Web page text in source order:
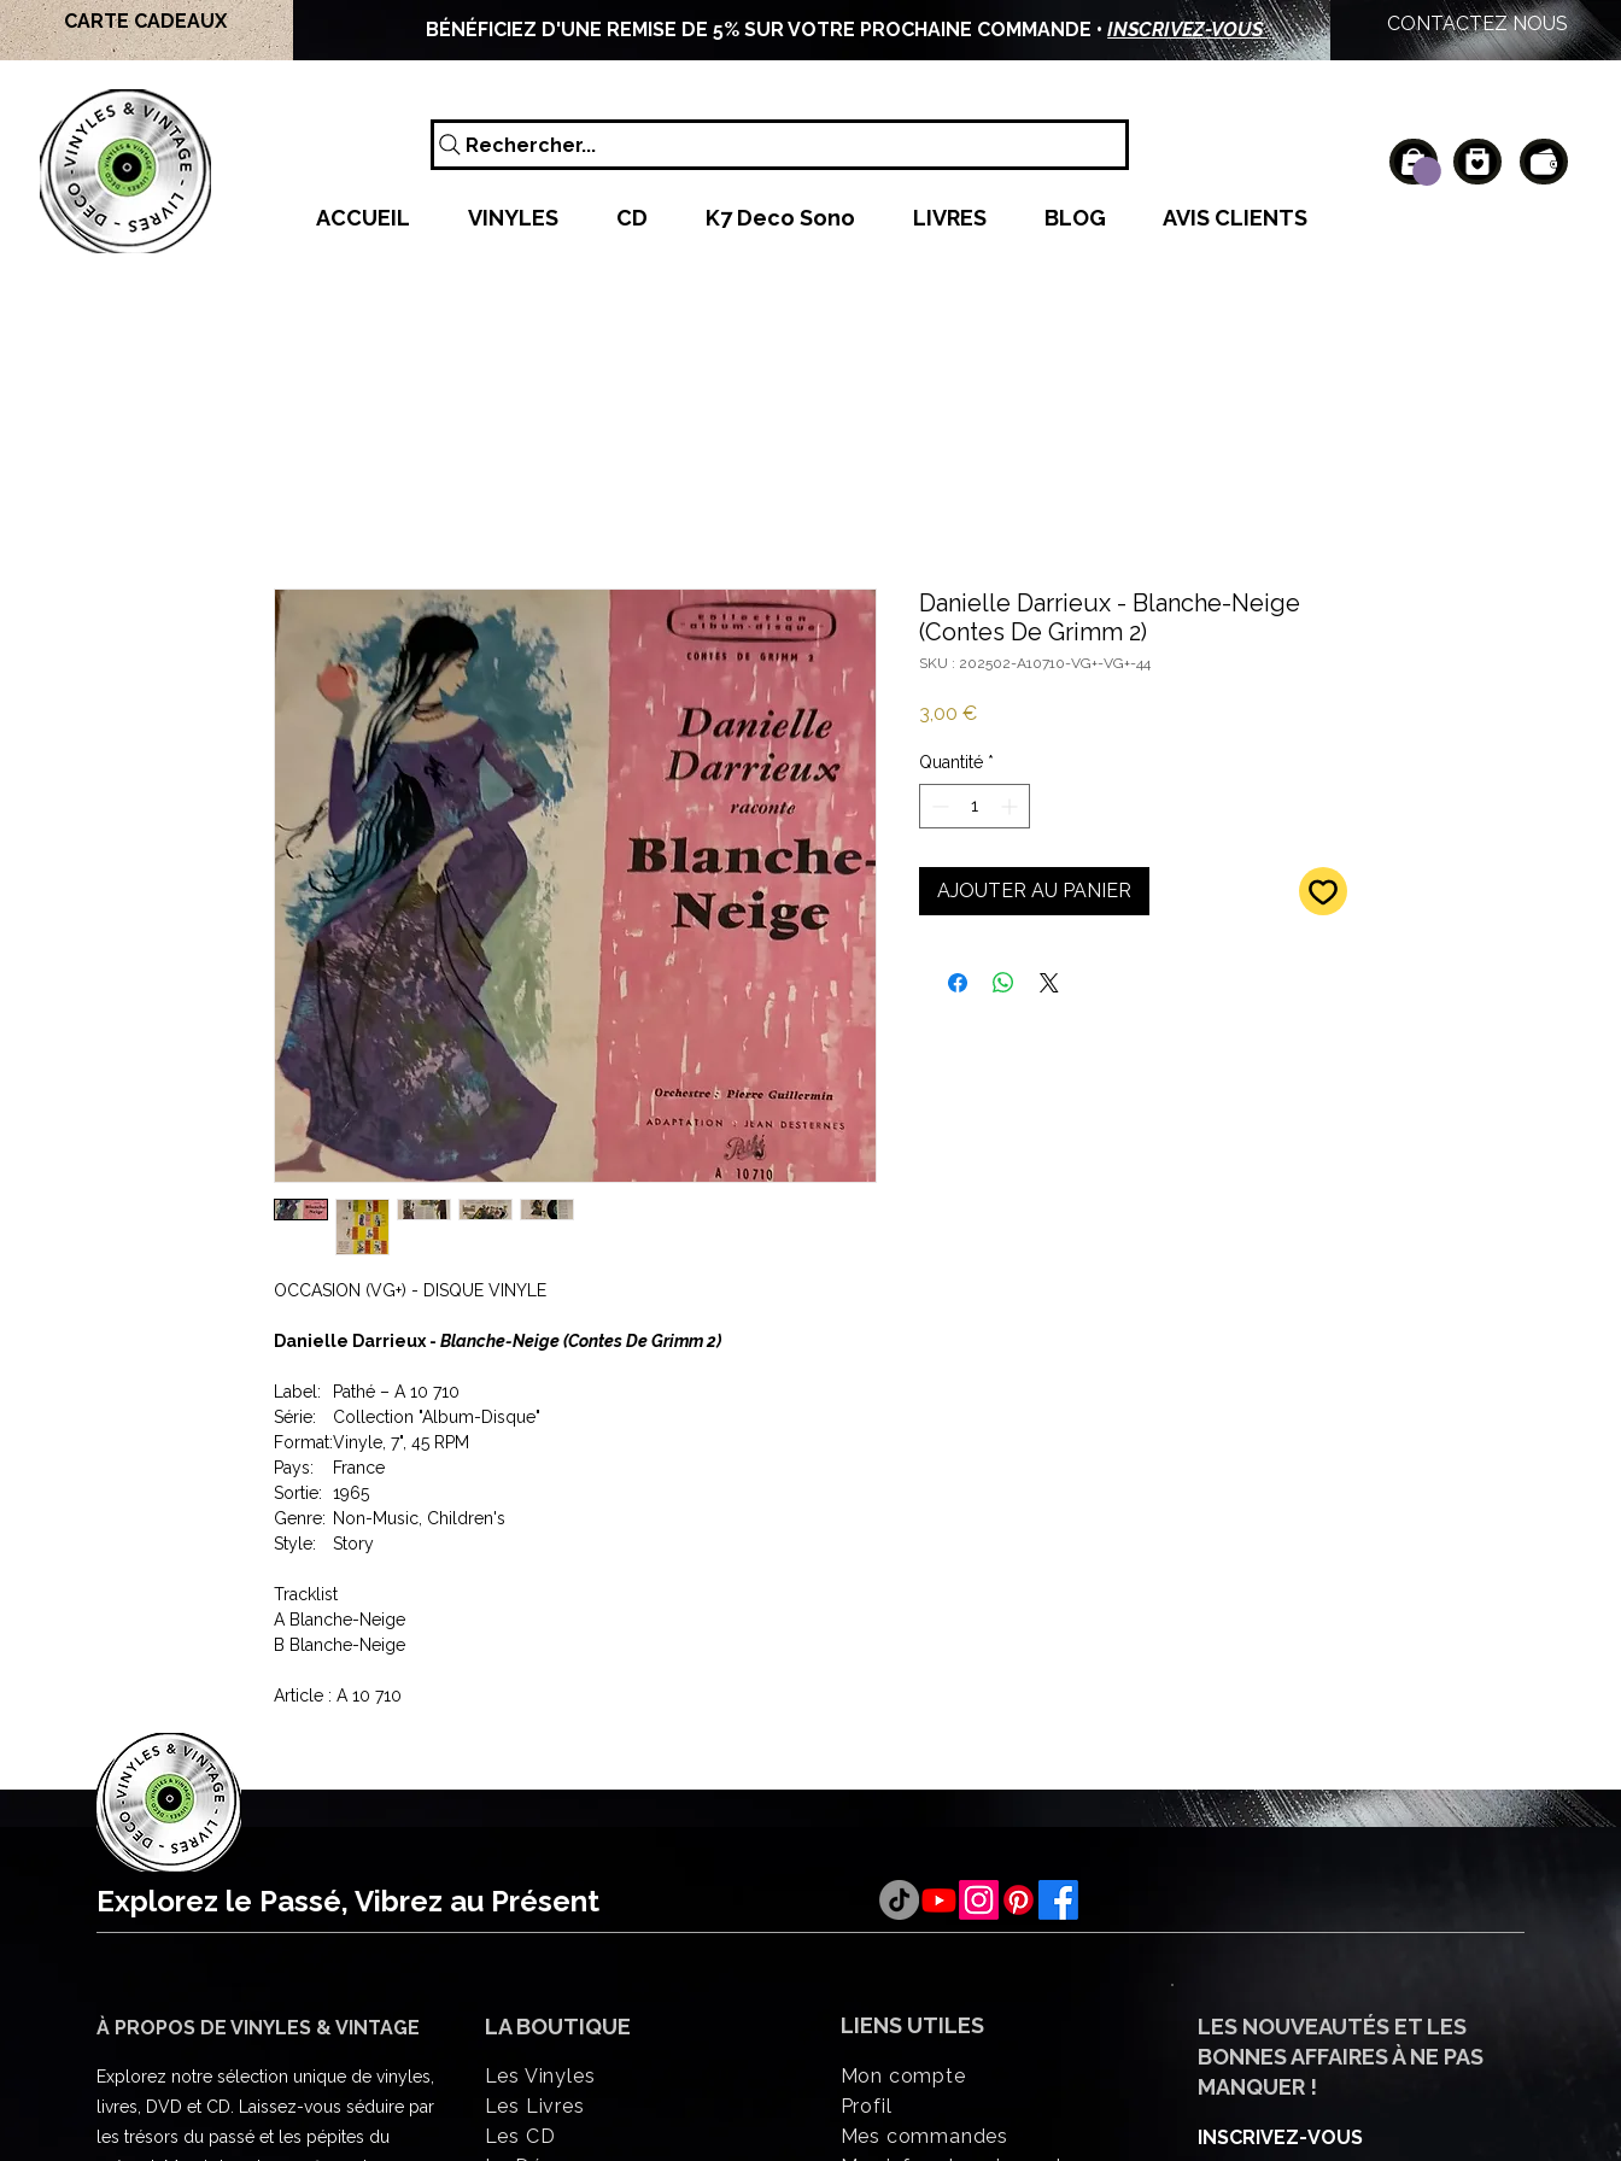
CARTE CADEAUX BÉNÉFICIEZ D'UNE REMISE DE 5% SUR VOTRE PROCHAINE COMMANDE •INSCRIVEZ-VOUS CONTACTEZ NOUS
Rechercher...
ACCUEIL VINYLES CD K7 Deco Sono LIVRES BLOG AVIS CLIENTS
OCCASION (VG+) - DISQUE VINYLE
Danielle Darrieux - Blanche-Neige (Contes De Grimm 2)
Label:
Pathé – A 10 710
Série:
Collection "Album-Disque"
Format:Vinyle, 7", 45 RPM
Pays:
France
Sortie:
1965
Genre: Non-Music, Children's
Style:
Story
Tracklist
A Blanche-Neige
B Blanche-Neige
Article : A 10 710
Danielle Darrieux - Blanche-Neige
(Contes De Grimm 2)
SKU : 202502-A10710-VG+-VG+-44
3,00 €Prix
Quantité *
AJOUTER AU PANIER
Explorez le Passé, Vibrez au Présent
À PROPOS DE VINYLES & VINTAGE
Explorez notre sélection unique de vinyles,
livres, DVD et CD. Laissez-vous séduire par
les trésors du passé et les pépites du
LA BOUTIQUE
Les Vinyles
Les Livres
Les CD
LIENS UTILES
Mon compte
Profil
Mes commandes
LES NOUVEAUTÉS ET LES
BONNES AFFAIRES À NE PAS
MANQUER !
INSCRIVEZ-VOUS